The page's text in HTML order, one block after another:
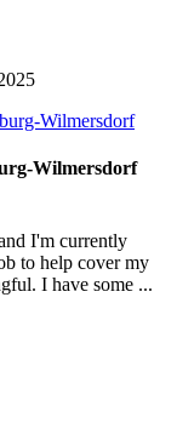
Wilmersdorf
I'm currently
to help cover my
I have some ...